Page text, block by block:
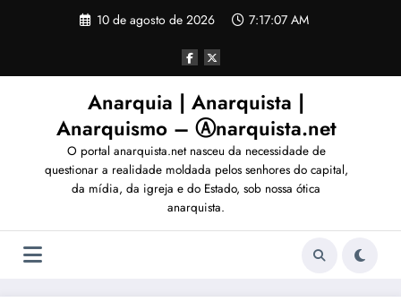
10 de agosto de 2026 7:17:10 AM
Anarquia | Anarquista |
Anarquismo – Ⓐnarquista.net
O portal anarquista.net nasceu da necessidade de
questionar a realidade moldada pelos senhores do capital,
da mídia, da igreja e do Estado, sob nossa ótica
anarquista.